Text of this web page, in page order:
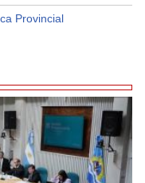
Provincial